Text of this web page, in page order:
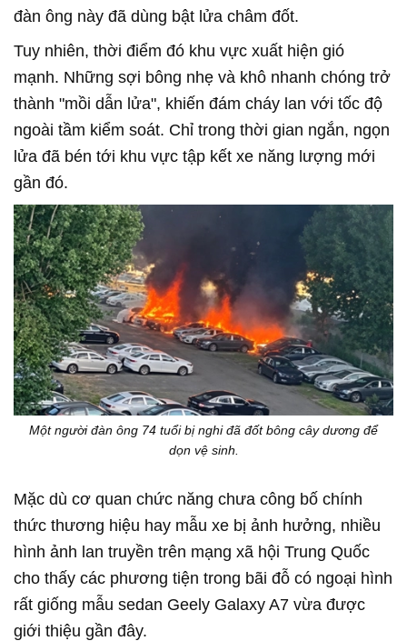
đàn ông này đã dùng bật lửa châm đốt.
Tuy nhiên, thời điểm đó khu vực xuất hiện gió
mạnh. Những sợi bông nhẹ và khô nhanh chóng trở
thành "mồi dẫn lửa", khiến đám cháy lan với tốc độ
ngoài tầm kiểm soát. Chỉ trong thời gian ngắn, ngọn
lửa đã bén tới khu vực tập kết xe năng lượng mới
gần đó.
Một người đàn ông 74 tuổi bị nghi đã đốt bông cây dương để
dọn vệ sinh.
Mặc dù cơ quan chức năng chưa công bố chính
thức thương hiệu hay mẫu xe bị ảnh hưởng, nhiều
hình ảnh lan truyền trên mạng xã hội Trung Quốc
cho thấy các phương tiện trong bãi đỗ có ngoại hình
rất giống mẫu sedan Geely Galaxy A7 vừa được
giới thiệu gần đây.